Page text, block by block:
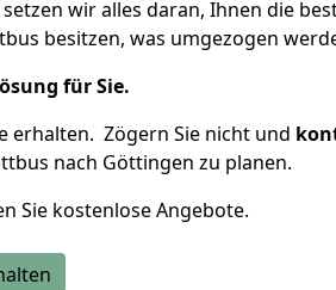
wir alles daran, Ihnen die
besitzen, was umgezogen
für Sie.
erhalten. Zögern Sie nicht und
nach Göttingen zu planen.
Sie kostenlose Angebote.